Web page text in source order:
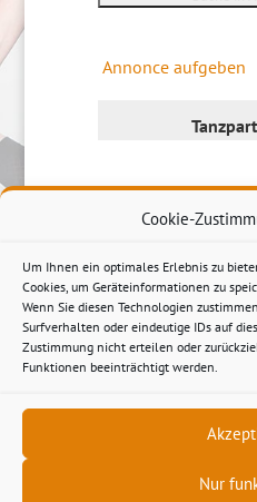
Cookie-
Um Ihnen ein optimales Erlebnis zu
Cookies, um Geräteinformationen zu
Wenn Sie diesen Technologien
Surfverhalten oder eindeutige IDs auf
Zustimmung nicht erteilen oder
Funktionen beeinträchtigt werden.
Nur
Annonce aufgeben